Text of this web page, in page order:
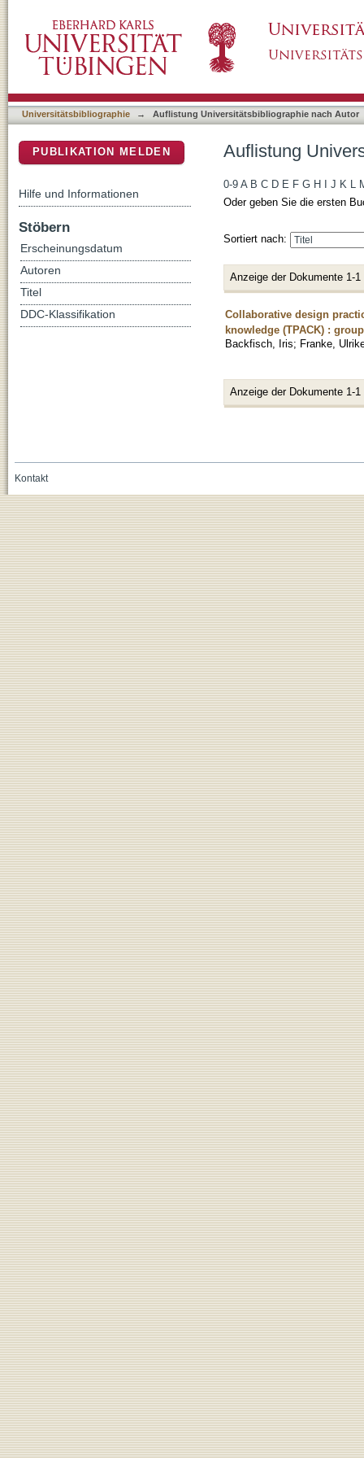
Universitätsbibliographie → Auflistung Universitätsbibliographie nach Autor
Auflistung
0-9 A B C D E F G H J K L
Oder geben Sie die ersten
Sortiert nach:
Anzeige der Dokumente 1-1
Collaborative design
knowledge (TPACK) :
Backfisch, Iris; Franke,
Anzeige der Dokumente 1-1
PUBLIKATION MELDEN
Hilfe und Informationen
Stöbern
Erscheinungsdatum
Autoren
Titel
DDC-Klassifikation
Kontakt